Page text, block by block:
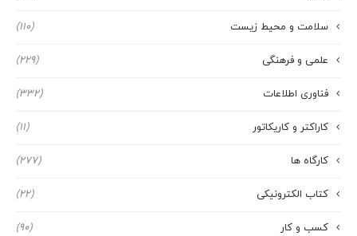
سلامت و محیط زیست (110)
علمی و فرهنگی (229)
فناوری اطلاعات (332)
کاراکتر و کاریکاتور (11)
کارگاه ها (277)
کتاب الکترونیکی (22)
کسب و کار (90)